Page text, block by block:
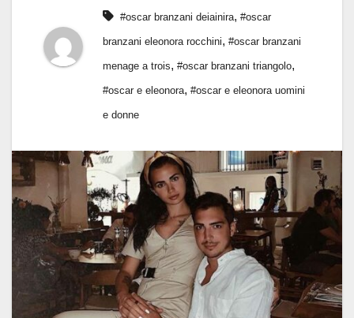
#oscar branzani deiainira, #oscar
branzani eleonora rocchini, #oscar branzani
menage a trois, #oscar branzani triangolo,
#oscar e eleonora, #oscar e eleonora uomini
e donne